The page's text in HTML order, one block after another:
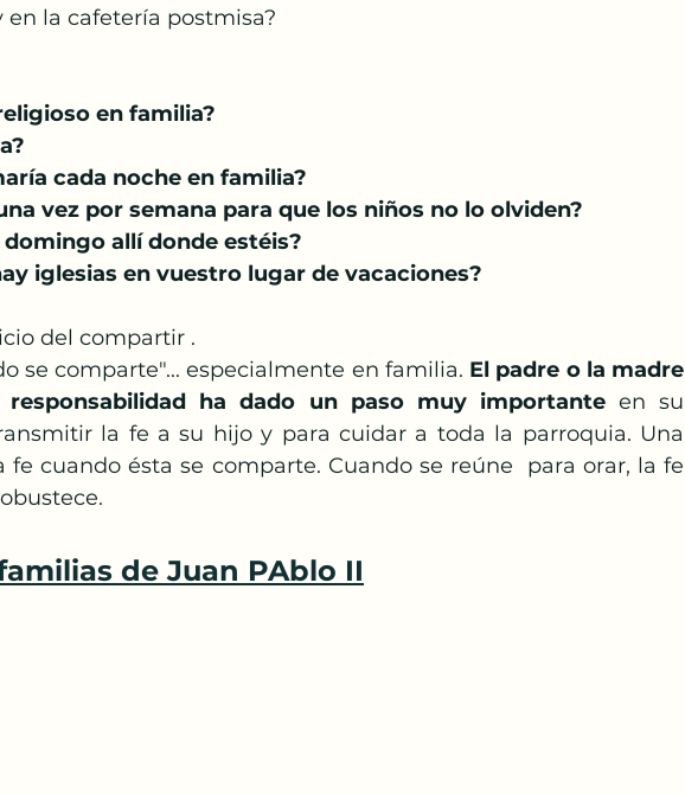
la cafetería postmisa?
en familia?
cada noche en familia?
vez por semana para que los niños no lo olviden?
allí donde estéis?
iglesias en vuestro lugar de vacaciones?
del compartir .
se comparte"... especialmente en familia. El padre o la madre
ha dado un paso muy importante en su
la fe a su hijo y para cuidar a toda la parroquia. Una
fe cuando ésta se comparte. Cuando se reúne  para orar, la fe
de Juan PAblo II